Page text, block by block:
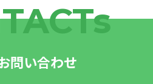
問い合わせ